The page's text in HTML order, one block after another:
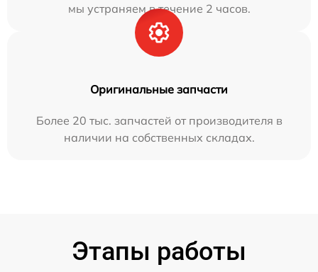
мы устраняем в течение 2 часов.
Оригинальные запчасти
Более 20 тыс. запчастей от производителя в
наличии на собственных складах.
Этапы работы